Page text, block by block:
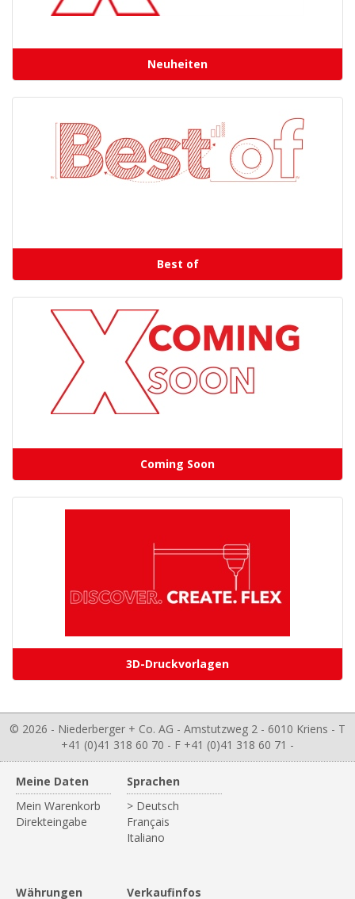
Neuheiten
Best of
Coming Soon
3D-Druckvorlagen
© 2026 - Niederberger + Co. AG - Amstutzweg 2 - 6010 Kriens - T
+41 (0)41 318 60 70 - F +41 (0)41 318 60 71 -
Meine Daten
Mein Warenkorb
Direkteingabe
Sprachen
> Deutsch
Français
Italiano
Währungen Verkaufinfos